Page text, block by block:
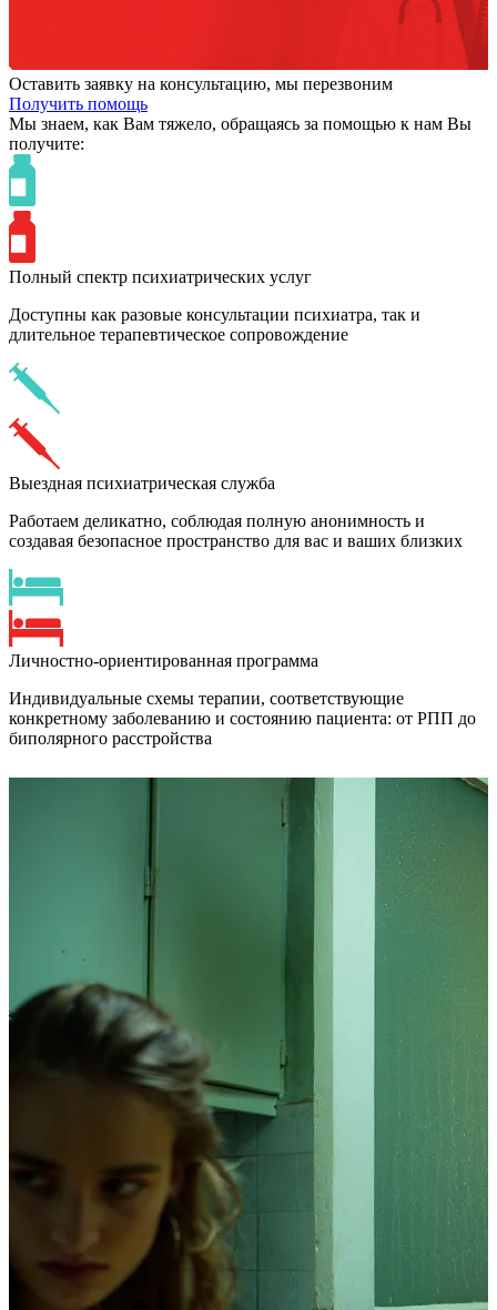
Оставить заявку на консультацию, мы перезвоним
Получить помощь
Мы знаем, как Вам тяжело, обращаясь за помощью к нам Вы
получите:
Полный спектр психиатрических услуг
Доступны как разовые консультации психиатра, так и
длительное терапевтическое сопровождение
Выездная психиатрическая служба
Работаем деликатно, соблюдая полную анонимность и
создавая безопасное пространство для вас и ваших близких
Личностно-ориентированная программа
Индивидуальные схемы терапии, соответствующие
конкретному заболеванию и состоянию пациента: от РПП до
биполярного расстройства